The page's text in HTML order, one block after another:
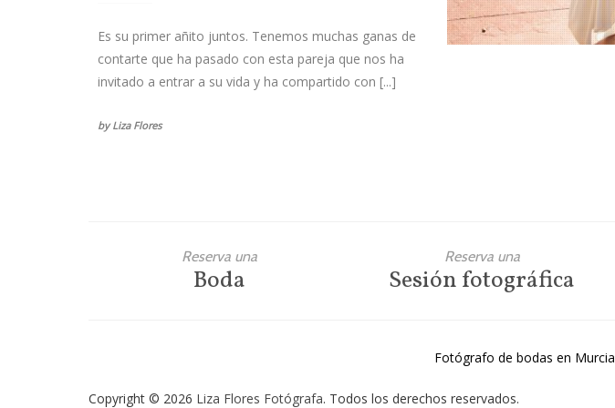
Es su primer añito juntos. Tenemos muchas ganas de
contarte que ha pasado con esta pareja que nos ha
invitado a entrar a su vida y ha compartido con [...]
by Liza Flores
Reserva una
Boda
Reserva una
Sesión fotográfica
Fotógrafo de bodas en Murcia
Copyright © 2026 Liza Flores Fotógrafa. Todos los derechos reservados.